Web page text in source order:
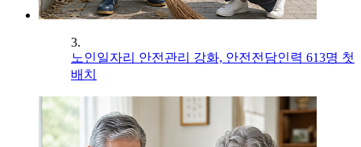
3.
노인일자리 안전관리 강화, 안전전담인력 613명 첫
배치